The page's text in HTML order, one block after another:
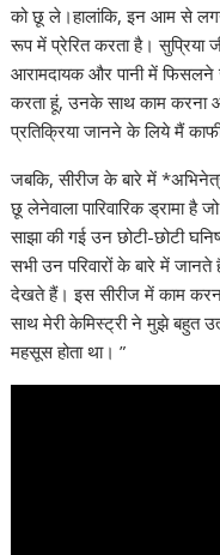
को छू ले।हालांकि, इन आम से
रूप में प्रेरित करता है।
आरामदायक और पानी में
करता हूं, उनके साथ काम करना
प्रतिक्रिया जानने के लिये मैं
जबकि, सीरीज के बारे में
छू लेनेवाला पारिवारिक ड्रामा
साझा की गई उन छोटी-छोटी
सभी उन परिवारों के बारे में
देखते हैं। इस सीरीज में काम
साथ मेरी केमिस्ट्री ने मुझे बहुत
महसूस होता था। ”